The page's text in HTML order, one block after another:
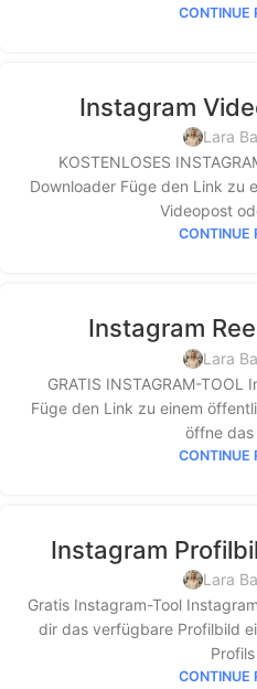
CONTINUE
Instagram
Lara
KOSTENLOSES
Downloader Füge den Link zu
Videopost
CONTINUE
Instagram
Lara
GRATIS INSTAGRAM-
Füge den Link zu einem
öffne das
CONTINUE
Instagram
Lara
Gratis Instagram-Tool
dir das verfügbare Profilbild
CONTINUE